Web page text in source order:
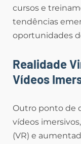
cursos e
tendências
oportunidades
Realidade
Vídeos
Outro ponto de
vídeos
(VR) e